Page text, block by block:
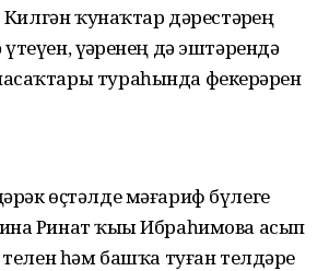
Килгән ҡунаҡтар дәрестәрҙең
үҙҙәренең дә эштәрендә
тураһында фекерҙәрен
өҫтәлде мәғариф бүлеге
Ринат ҡыҙы Ибраһимова асып
һәм башҡа туған телдәрҙе